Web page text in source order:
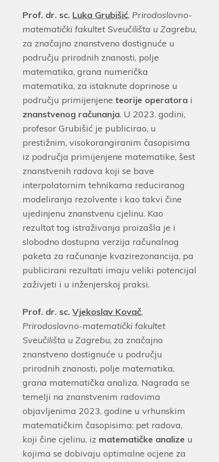
Prof. dr. sc. Luka Grubišić, Prirodoslovno-
matematički fakultet Sveučilišta u Zagrebu,
za značajno znanstveno dostignuće u
području prirodnih znanosti, polje
matematika, grana numerička
matematika, za istaknute doprinose u
području primijenjene teorije operatora i
znanstvenog računanja. U 2023. godini,
profesor Grubišić je publicirao, u
prestižnim, visokorangiranim časopisima
iz područja primijenjene matematike, šest
znanstvenih radova koji se bave
interpolatornim tehnikama reduciranog
modeliranja rezolvente i kao takvi čine
ujedinjenu znanstvenu cjelinu. Kao
rezultat tog istraživanja proizašla je i
slobodno dostupna verzija računalnog
paketa za računanje kvazirezonancija, pa
publicirani rezultati imaju veliki potencijal
zaživjeti i u inženjerskoj praksi.
Prof. dr. sc. Vjekoslav Kovač,
Prirodoslovno-matematički fakultet
Sveučilišta u Zagrebu, za značajno
znanstveno dostignuće u području
prirodnih znanosti, polje matematika,
grana matematička analiza. Nagrada se
temelji na znanstvenim radovima
objavljenima 2023. godine u vrhunskim
matematičkim časopisima: pet radova,
koji čine cjelinu, iz matematičke analize u
kojima se dobivaju optimalne ocjene za